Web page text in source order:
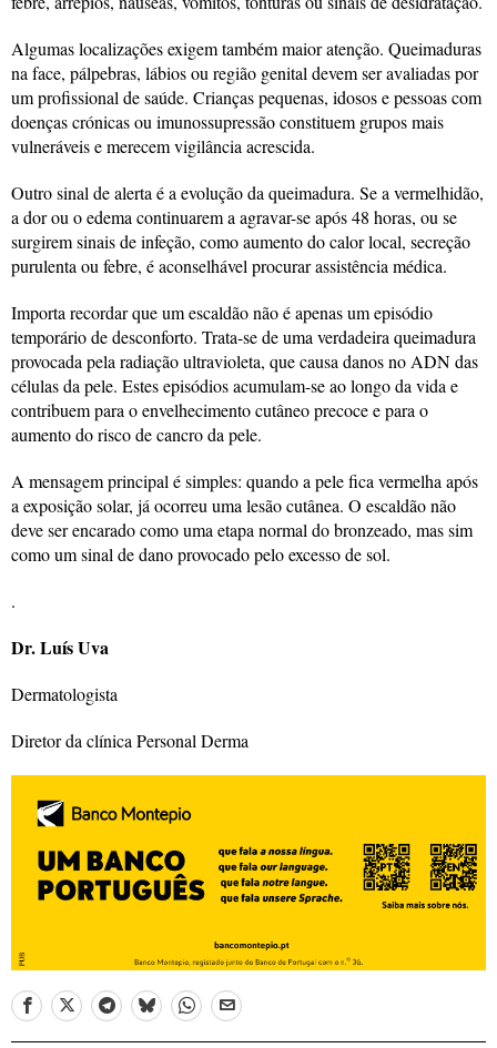
Algumas localizações exigem também maior atenção. Queimaduras
na face, pálpebras, lábios ou região genital devem ser avaliadas por
um profissional de saúde. Crianças pequenas, idosos e pessoas com
doenças crónicas ou imunossupressão constituem grupos mais
vulneráveis e merecem vigilância acrescida.
Outro sinal de alerta é a evolução da queimadura. Se a vermelhidão,
a dor ou o edema continuarem a agravar-se após 48 horas, ou se
surgirem sinais de infeção, como aumento do calor local, secreção
purulenta ou febre, é aconselhável procurar assistência médica.
Importa recordar que um escaldão não é apenas um episódio
temporário de desconforto. Trata-se de uma verdadeira queimadura
provocada pela radiação ultravioleta, que causa danos no ADN das
células da pele. Estes episódios acumulam-se ao longo da vida e
contribuem para o envelhecimento cutâneo precoce e para o
aumento do risco de cancro da pele.
A mensagem principal é simples: quando a pele fica vermelha após
a exposição solar, já ocorreu uma lesão cutânea. O escaldão não
deve ser encarado como uma etapa normal do bronzeado, mas sim
como um sinal de dano provocado pelo excesso de sol.
.
Dr. Luís Uva
Dermatologista
Diretor da clínica Personal Derma